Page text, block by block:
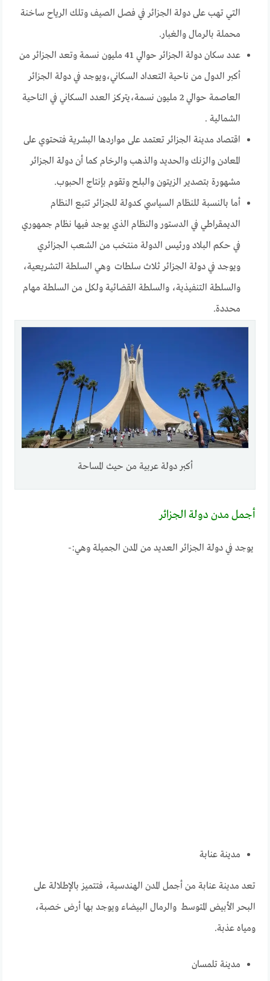
التي تهب على دولة الجزائر في فصل الصيف وتلك الرياح ساخنة
محملة بالرمال والغبار.
عدد سكان دولة الجزائر حوالي 41 مليون نسمة وتعد الجزائر من
أكبر الدول من ناحية التعداد السكاني،ويوجد في دولة الجزائر
العاصمة حوالي 2 مليون نسمة،يتركز العدد السكاني في الناحية
الشمالية .
اقتصاد مدينة الجزائر تعتمد على مواردها البشرية فتحتوي على
المعادن والزنك والحديد والذهب والرخام كما أن دولة الجزائر
مشهورة بتصدير الزيتون والبلح وتقوم بإنتاج الحبوب.
أما بالنسبة للنظام السياسي كدولة للجزائر تتبع النظام
الديمقراطي في الدستور والنظام الذي يوجد فيها نظام جمهوري
في حكم البلاد ورئيس الدولة منتخب من الشعب الجزائري
ويوجد في دولة الجزائر ثلاث سلطات وهي السلطة التشريعية،
والسلطة التنفيذية، والسلطة القضائية ولكل من السلطة مهام
محددة.
أكبر دولة عربية من حيث المساحة
أجمل مدن دولة الجزائر
يوجد في دولة الجزائر العديد من المدن الجميلة وهي:-
مدينة عنابة
تعد مدينة عنابة من أجمل المدن الهندسية، فتتميز بالإطلالة على
البحر الأبيض المتوسط والرمال البيضاء ويوجد بها أرض خصبة،
ومياه عذبة.
مدينة تلمسان